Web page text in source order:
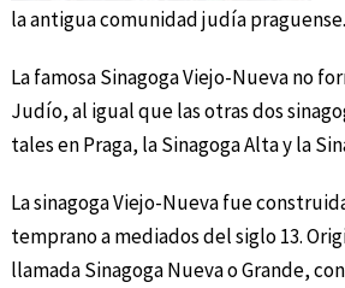
la antigua comunidad judía praguense.
La famosa Sinagoga Viejo-Nueva no
Judío, al igual que las otras dos
tales en Praga, la Sinagoga Alta y la
La sinagoga Viejo-Nueva fue
temprano a mediados del siglo 13.
llamada Sinagoga Nueva o Grande,